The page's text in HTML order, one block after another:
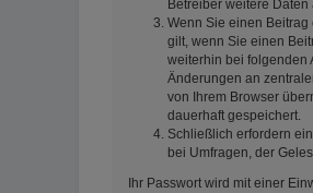
Betreiber weitere
Wenn Sie einen
gilt, wenn Sie einen
weiterhin bei folgenden
Änderungen an
von Ihrem Browser
dauerhaft gespeichert.
Schließlich erfordern
bei Umfragen, der
Ihr Passwort wird mit einer